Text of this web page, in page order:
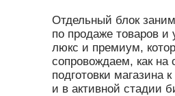
Отдельный блок
по продаже товаров и
люкс и премиум,
сопровождаем, как на
подготовки магазина
и в активной стадии